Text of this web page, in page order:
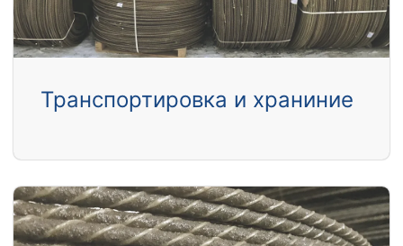
Транспортировка и храниние